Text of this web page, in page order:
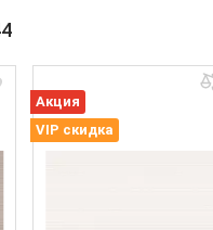
Акция
VIP скидка